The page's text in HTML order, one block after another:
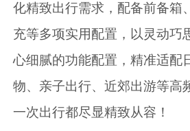
化精致出行需求，配备前备箱
充等多项实用配置，以灵动巧
心细腻的功能配置，精准适配
物、亲子出行、近郊出游等高
一次出行都尽显精致从容！